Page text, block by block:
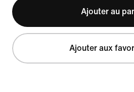
Ajouter au
Ajouter aux